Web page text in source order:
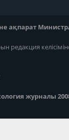
ақпарат
редакция
журналы